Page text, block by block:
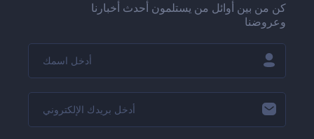
كن من بين أوائل من يستلمون أحدث أخبارنا
وعروضنا